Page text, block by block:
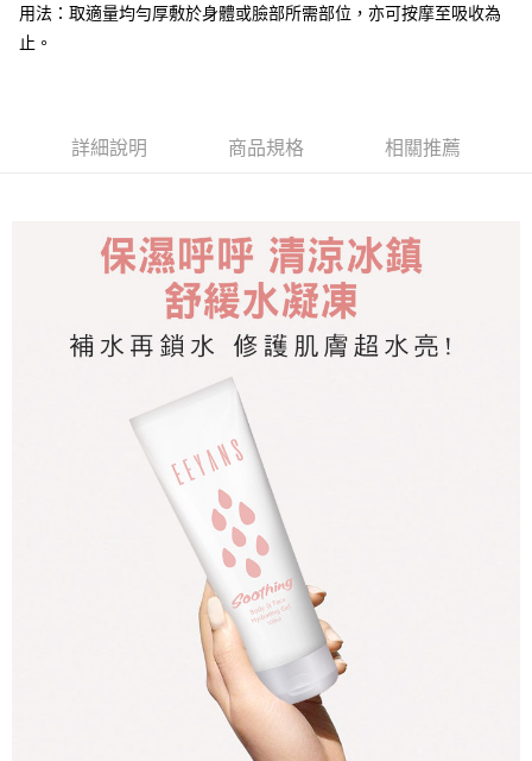
１．簡單：不需註冊會員、不需綁卡、不需儲值。
【「AFTEE先享後付」結帳流程】
１．於結帳方式選擇「AFTEE先享後付」後，將跳轉至「AFTEE先享後付」
結帳頁面，進行簡訊認證並確認金額後，即可完成結帳。
２．訂單成立數日內，您將收到繳費通知簡訊。
３．收到繳費通知簡訊後14天內，點擊此簡訊中的連結，可透過四大超商／
ATM／網路銀行／等多元方式進行付款，方視為交易完成。
購買商品的店家。未經商家同意取消之訂單仍視為有效，需透過AFTEE先享
後付繳納相關費用。
※ 交易是否成功請以「AFTEE先享後付 」之結帳頁面顯示為準，若有關於
是否繳費成功／繳費後需取消欲退款等相關疑問，請聯繫「AFTEE先享後付
https://netprotections.freshdesk.com/support/home
１．透過由恩沛科技股份有限公司提供之「AFTEE先享後付」服務完成之交
易，需依本服務之必要範圍內提供個人資料，並將交易相關給付款項請求債
權轉讓予恩沛科技股份有限公司。
２．關於個人資料處理事宜，請瀏覽以下網址：
https://aftee.tw/terms/#terms3
３．未成年的使用者請事先徵得法定代理人或監護人之同意方可使用
「AFTEE先享後付」，若未經同意申辦者引起之損失，本公司不負相關責
４．使用「AFTEE先享後付」時，將依據個別帳號之用戶狀況，依本公司即
時審查核予不同之上限額度；若仍有額度不足之情形，本公司將視審查結果
運送方式
每筆NT$100，滿NT$999(含以上)免運費
付款後全家取貨
每筆NT$100，滿NT$999(含以上)免運費
7-11取貨付款
每筆NT$100，滿NT$999(含以上)免運費
付款後7-11取貨
每筆NT$100，滿NT$999(含以上)免運費
每筆NT$100，滿NT$999(含以上)免運費
用法：取適量均勻厚敷於身體或臉部所需部位，亦可按摩至吸收為
止。
詳細說明 商品規格 相關推薦